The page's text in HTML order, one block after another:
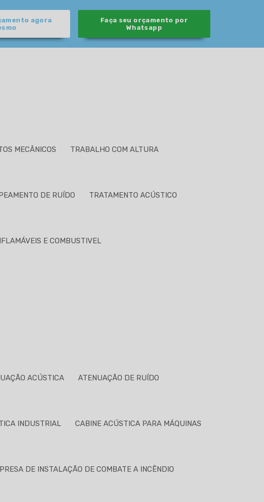
agora
Faça seu orçamento por
Whatsapp
MECÂNICOS TRABALHO COM ALTURA
DE RUÍDO TRATAMENTO ACÚSTICO
E COMBUSTIVEL
ACÚSTICA ATENUAÇÃO DE RUÍDO
INDUSTRIAL CABINE ACÚSTICA PARA MÁQUINAS
DE INSTALAÇÃO DE COMBATE A INCÊNDIO